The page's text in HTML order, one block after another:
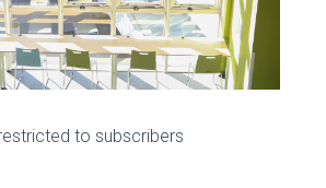
to subscribers